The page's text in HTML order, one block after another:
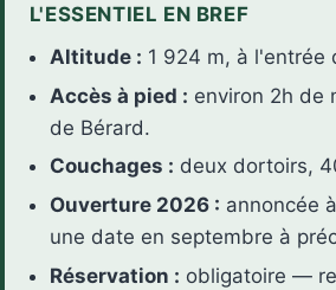
L'ESSENTIEL EN BREF
Altitude : 1 924 m, à l'entrée
Accès à pied : environ 2h de
de Bérard.
Couchages : deux dortoirs,
Ouverture 2026 : annoncée
une date en septembre à
Réservation : obligatoire —